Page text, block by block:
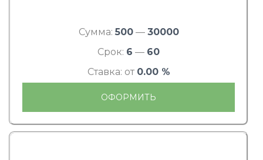
Сумма: 500— 30000
Срок: 6 — 60
Ставка: от 0.00 %
ОФОРМИТЬ